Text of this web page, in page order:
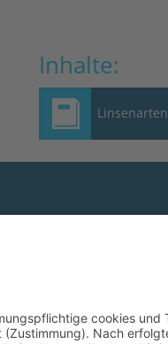
Inhalte:
Linsenarten